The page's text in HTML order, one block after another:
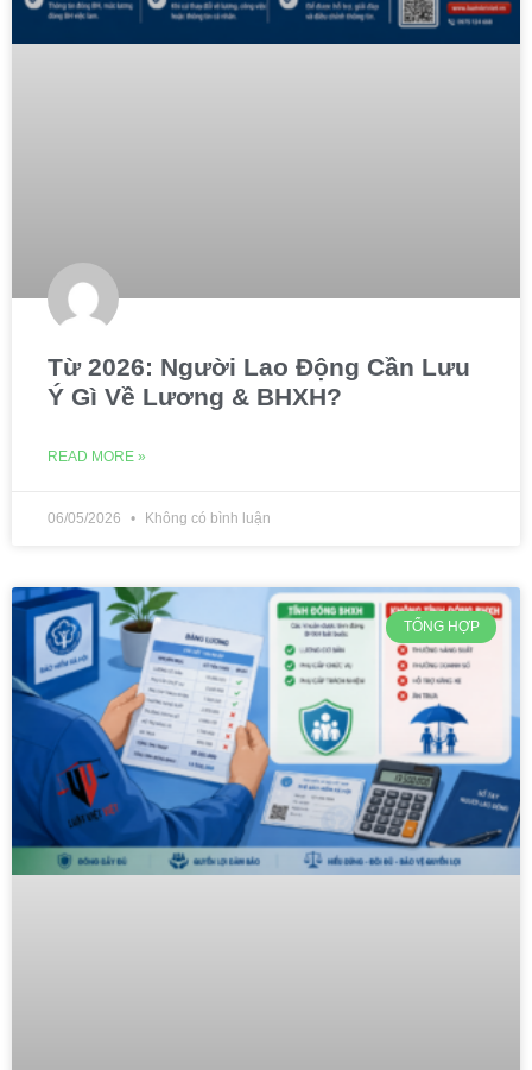
Từ 2026: Người Lao Động Cần Lưu
Ý Gì Về Lương & BHXH?
READ MORE »
06/05/2026 Không có bình luận
TỔNG HỢP